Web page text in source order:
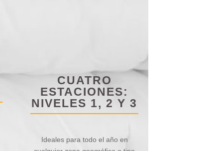
CUATRO
ESTACIONES:
NIVELES 1, 2 Y 3
Ideales para todo el año en